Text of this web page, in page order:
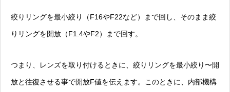
絞りリングを最小絞り（F16やF22など）まで回し、そのまま絞
りリングを開放（F1.4やF2）まで回す。
つまり、レンズを取り付けるときに、絞りリングを最小絞り〜開
放と往復させる事で開放F値を伝えます。このときに、内部機構